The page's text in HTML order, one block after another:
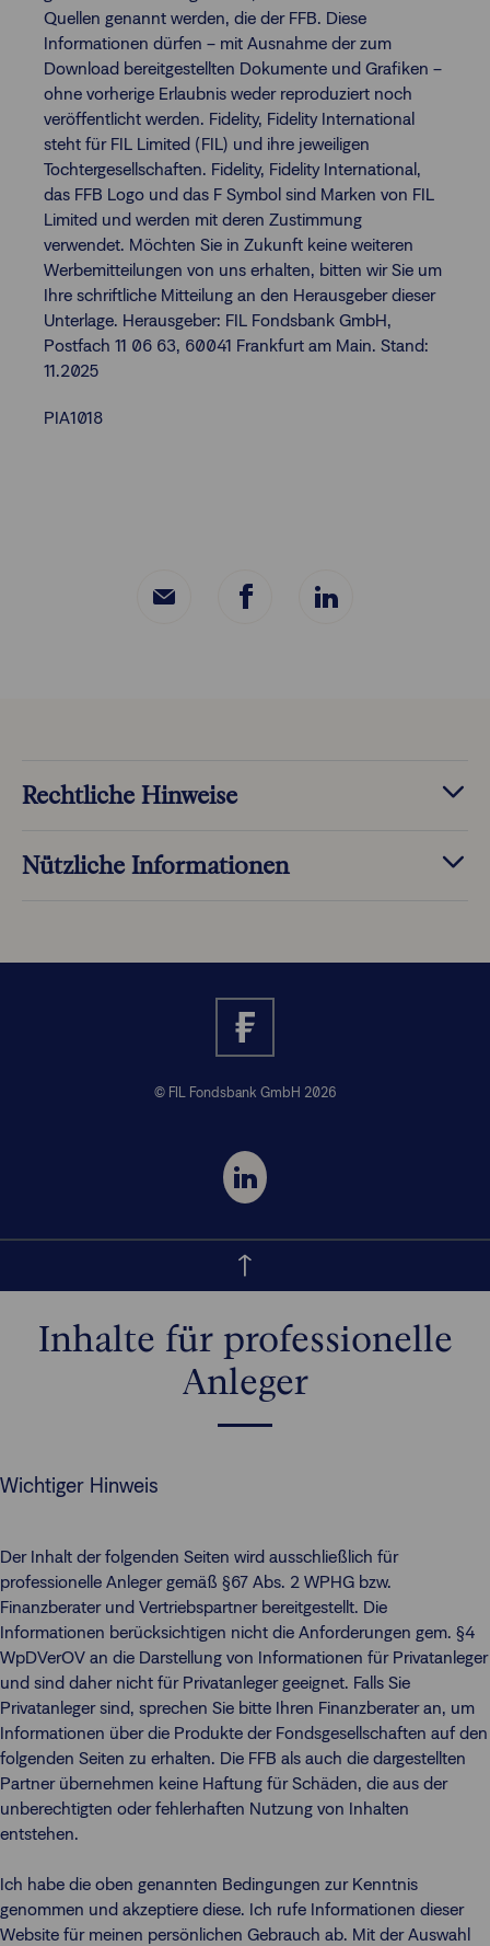
Quellen genannt werden, die der FFB. Diese
Informationen dürfen – mit Ausnahme der zum
Download bereitgestellten Dokumente und Grafiken –
ohne vorherige Erlaubnis weder reproduziert noch
veröffentlicht werden. Fidelity, Fidelity International
steht für FIL Limited (FIL) und ihre jeweiligen
Tochtergesellschaften. Fidelity, Fidelity International,
das FFB Logo und das F Symbol sind Marken von FIL
Limited und werden mit deren Zustimmung
verwendet. Möchten Sie in Zukunft keine weiteren
Werbemitteilungen von uns erhalten, bitten wir Sie um
Ihre schriftliche Mitteilung an den Herausgeber dieser
Unterlage. Herausgeber: FIL Fondsbank GmbH,
Postfach 11 06 63, 60041 Frankfurt am Main. Stand:
11.2025
PIA1018
Rechtliche Hinweise
Nützliche Informationen
© FIL Fondsbank GmbH 2026
Inhalte für professionelle
Anleger
Wichtiger Hinweis
Der Inhalt der folgenden Seiten wird ausschließlich für
professionelle Anleger gemäß §67 Abs. 2 WPHG bzw.
Finanzberater und Vertriebspartner bereitgestellt. Die
Informationen berücksichtigen nicht die Anforderungen gem. §4
WpDVerOV an die Darstellung von Informationen für Privatanleger
und sind daher nicht für Privatanleger geeignet. Falls Sie
Privatanleger sind, sprechen Sie bitte Ihren Finanzberater an, um
Informationen über die Produkte der Fondsgesellschaften auf den
folgenden Seiten zu erhalten. Die FFB als auch die dargestellten
Partner übernehmen keine Haftung für Schäden, die aus der
unberechtigten oder fehlerhaften Nutzung von Inhalten
entstehen.
Ich habe die oben genannten Bedingungen zur Kenntnis
genommen und akzeptiere diese. Ich rufe Informationen dieser
Website für meinen persönlichen Gebrauch ab. Mit der Auswahl